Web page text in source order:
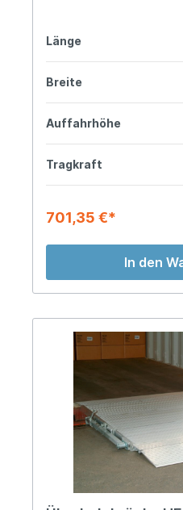
Länge
Breite
Auffahrhöhe
Tragkraft
701,35 €*
In den